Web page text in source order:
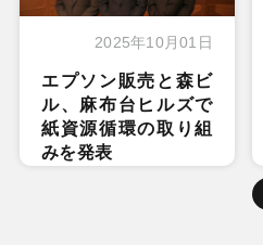
2025年10月01日
エプソン販売と森ビ
ル、麻布台ヒルズで
紙資源循環の取り組
みを発表